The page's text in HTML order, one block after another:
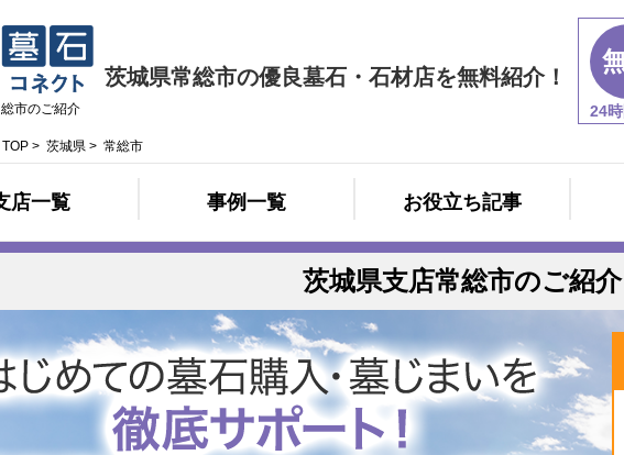
茨城県常総市の優良墓石・石材店を無料紹介！
市のご紹介
> 茨城県 > 常総市
24
店一覧 事例一覧 お役立ち記事
茨城県支店常総市のご紹介